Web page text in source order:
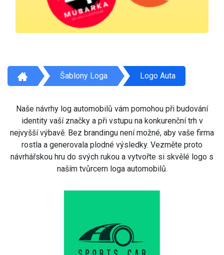
Šablony Loga Logo Auta
Naše návrhy log automobilů vám pomohou při budování
identity vaší značky a při vstupu na konkurenční trh v
nejvyšší výbavě. Bez brandingu není možné, aby vaše firma
rostla a generovala plodné výsledky. Vezměte proto
návrhářskou hru do svých rukou a vytvořte si skvělé logo s
naším tvůrcem loga automobilů.